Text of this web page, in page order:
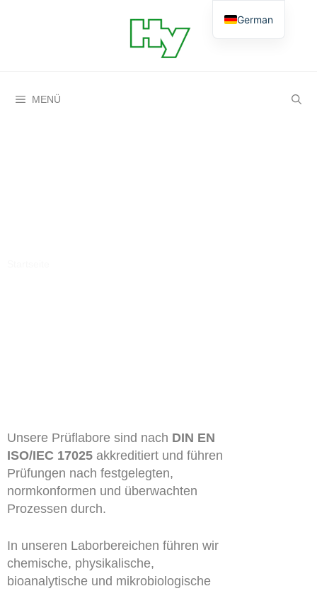
MENÜ
Unsere Prüflabore sind nach DIN EN
ISO/IEC 17025 akkreditiert und führen
Prüfungen nach festgelegten,
normkonformen und überwachten
Prozessen durch.
In unseren Laborbereichen führen wir
chemische, physikalische,
bioanalytische und mikrobiologische
German